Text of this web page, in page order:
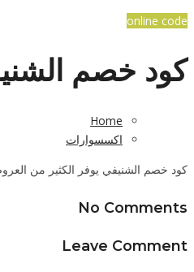
online code
كود خصم
Home
اكسسوارات
كود خصم الشنيفي يوفر الكثير من العروض والخصومات على إكسسوارات
No Comments
Leave Comment